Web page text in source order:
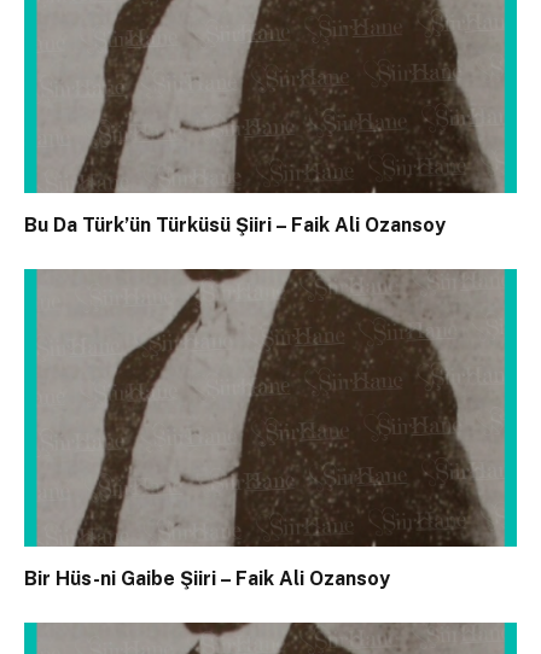
Bu Da Türk’ün Türküsü Şiiri – Faik Ali Ozansoy
Bir Hüs-ni Gaibe Şiiri – Faik Ali Ozansoy